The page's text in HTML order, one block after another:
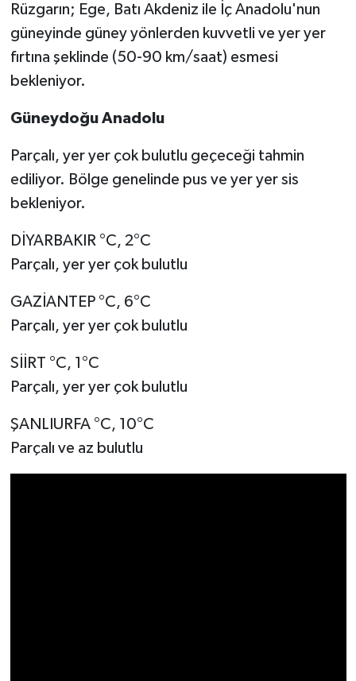
Rüzgarın; Ege, Batı Akdeniz ile İç Anadolu'nun
güneyinde güney yönlerden kuvvetli ve yer yer
fırtına şeklinde (50-90 km/saat) esmesi
bekleniyor.
Güneydoğu Anadolu
Parçalı, yer yer çok bulutlu geçeceği tahmin
ediliyor. Bölge genelinde pus ve yer yer sis
bekleniyor.
DİYARBAKIR °C, 2°C
Parçalı, yer yer çok bulutlu
GAZİANTEP °C, 6°C
Parçalı, yer yer çok bulutlu
SİİRT °C, 1°C
Parçalı, yer yer çok bulutlu
ŞANLIURFA °C, 10°C
Parçalı ve az bulutlu
Yemek